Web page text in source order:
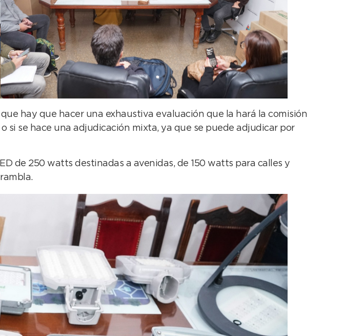
hay que hacer una exhaustiva evaluación que la hará la comisión
si se hace una adjudicación mixta, ya que se puede adjudicar por
de 250 watts destinadas a avenidas, de 150 watts para calles y